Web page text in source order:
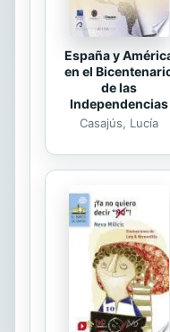
España y
en el
de las
Independencias
Casajús, Lucía